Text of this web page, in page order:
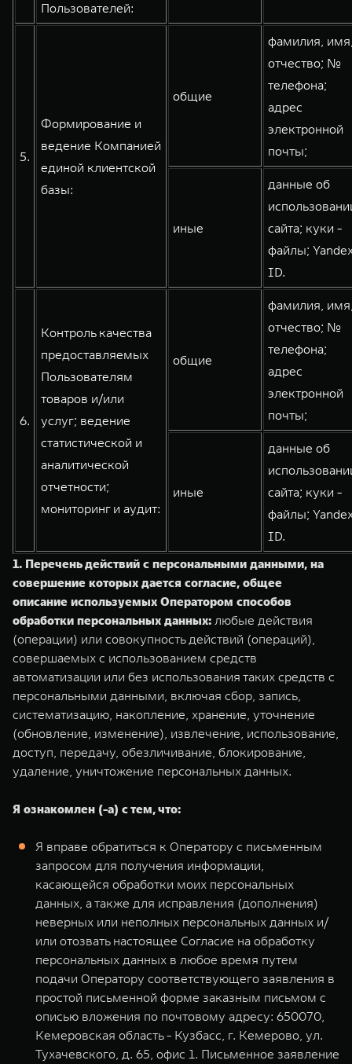
Пользователей:
5.
Формирование и
ведение Компанией
единой клиентской
базы:
общие
фамилия,
отчество; №
телефона;
адрес
электронной
почты;
иные
данные об
сайта; куки -
файлы;
ID.
6.
Контроль качества
предоставляемых
Пользователям
товаров и/или
услуг; ведение
статистической и
аналитической
отчетности;
мониторинг и аудит:
общие
фамилия,
отчество; №
телефона;
адрес
электронной
почты;
иные
данные об
сайта; куки -
файлы;
ID.
1. Перечень действий с персональными данными, на
совершение которых дается согласие, общее
описание используемых Оператором способов
обработки персональных данных: любые действия
(операции) или совокупность действий (операций),
совершаемых с использованием средств
автоматизации или без использования таких средств с
персональными данными, включая сбор, запись,
систематизацию, накопление, хранение, уточнение
(обновление, изменение), извлечение, использование,
доступ, передачу, обезличивание, блокирование,
удаление, уничтожение персональных данных.
Я ознакомлен (-а) с тем, что:
Я вправе обратиться к Оператору с письменным
запросом для получения информации,
касающейся обработки моих персональных
данных, а также для исправления (дополнения)
неверных или неполных персональных данных и/
или отозвать настоящее Согласие на обработку
персональных данных в любое время путем
подачи Оператору соответствующего заявления в
простой письменной форме заказным письмом с
описью вложения по почтовому адресу: 650070,
Кемеровская область - Кузбасс, г. Кемерово, ул.
Тухачевского, д. 65, офис 1. Письменное заявление